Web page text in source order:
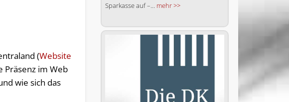
(Website
Präsenz im Web
wie sich das
Sparkasse auf –... mehr >>